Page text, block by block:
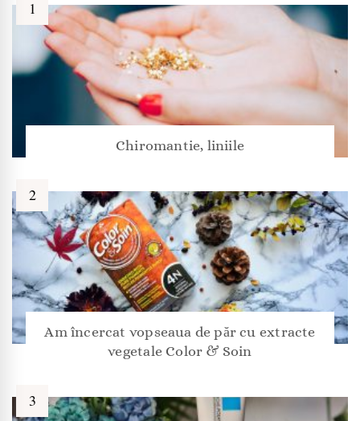
Chiromantie, liniile
Am încercat vopseaua de păr cu extracte
vegetale Color & Soin